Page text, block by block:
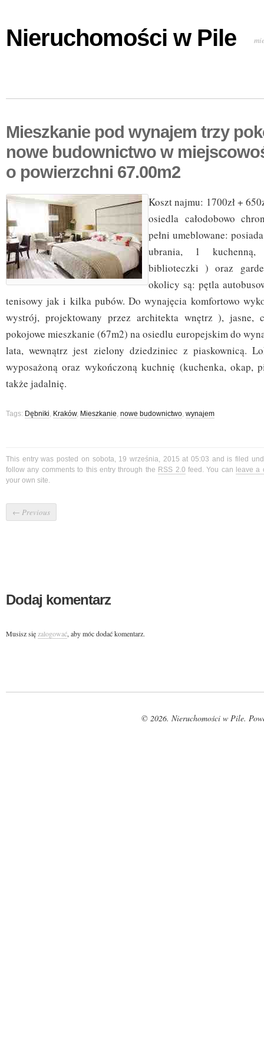
Nieruchomości w Pile
Mieszkanie pod wynajem trzy
nowe budownictwo w
o powierzchni 67.00m2
Koszt najmu: 1700zł +
osiedla całodobowo
pełni umeblowane:
ubrania, 1
biblioteczki ) oraz
okolicy są: pętla
tenisowy jak i kilka pubów. Do wynajęcia komfortowo
wystrój, projektowany przez architekta wnętrz ), jasne,
pokojowe mieszkanie (67m2) na osiedlu europejskim do
lata, wewnątrz jest zielony dziedziniec z piaskownicą.
wyposażoną oraz wykończoną kuchnię (kuchenka, okap,
także jadalnię.
Tags: Dębniki, Kraków, Mieszkanie, nowe budownictwo, wynajem
This entry was posted on sobota, 19 września, 2015 at 05:03 and is filed
follow any comments to this entry through the RSS 2.0 feed. You can leave a
your own site.
← Previous
Dodaj komentarz
Musisz sięzalogować, aby móc dodać komentarz.
© 2026. Nieruchomości w Pile.